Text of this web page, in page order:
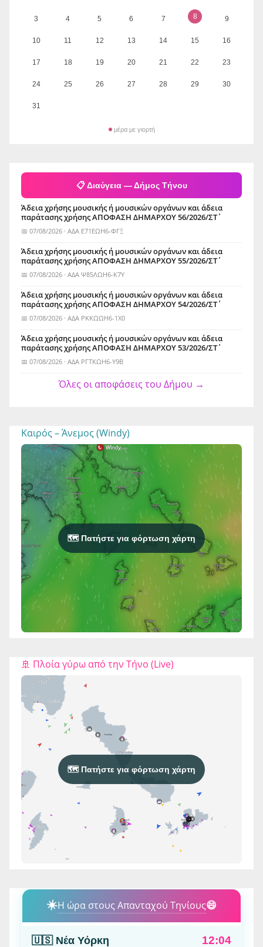
3 4 5 6 7 8 9
10 11 12 13 14 15 16
17 18 19 20 21 22 23
24 25 26 27 28 29 30
31
μέρα με γιορτή
📋 Διαύγεια — Δήμος Τήνου
Άδεια χρήσης μουσικής ή μουσικών οργάνων και άδεια
παράτασης χρήσης ΑΠΟΦΑΣΗ ΔΗΜΑΡΧΟΥ 56/2026/ΣΤ΄
📅 07/08/2026 · ΑΔΑ Ε71ΕΩΗ6-ΦΓΞ
Άδεια χρήσης μουσικής ή μουσικών οργάνων και άδεια
παράτασης χρήσης ΑΠΟΦΑΣΗ ΔΗΜΑΡΧΟΥ 55/2026/ΣΤ΄
📅 07/08/2026 · ΑΔΑ Ψ85ΛΩΗ6-Κ7Υ
Άδεια χρήσης μουσικής ή μουσικών οργάνων και άδεια
παράτασης χρήσης ΑΠΟΦΑΣΗ ΔΗΜΑΡΧΟΥ 54/2026/ΣΤ΄
📅 07/08/2026 · ΑΔΑ ΡΚΚΩΩΗ6-1Χ0
Άδεια χρήσης μουσικής ή μουσικών οργάνων και άδεια
παράτασης χρήσης ΑΠΟΦΑΣΗ ΔΗΜΑΡΧΟΥ 53/2026/ΣΤ΄
📅 07/08/2026 · ΑΔΑ ΡΓΤΚΩΗ6-Υ9Β
Όλες οι αποφάσεις του Δήμου →
Καιρός – Άνεμος (Windy)
🗺️ Πατήστε για φόρτωση χάρτη
🚢 Πλοία γύρω από την Τήνο (Live)
🗺️ Πατήστε για φόρτωση χάρτη
☀️Η ώρα στους Απανταχού Τηνίους😄
🇺🇸 Νέα Υόρκη 12:04